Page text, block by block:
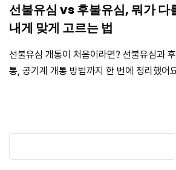
선불유심 vs 후불유심, 뭐가 다
내게 맞게 고르는 법
선불유심 개통이 처음이라면? 선불유심과
통, 공기계 개통 방법까지 한 번에 정리했어
색